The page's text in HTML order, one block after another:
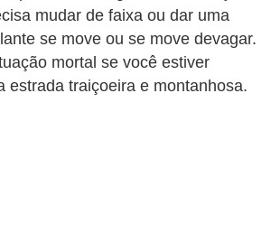
mudar de faixa ou dar uma
se move ou se move devagar.
mortal se você estiver
estrada traiçoeira e montanhosa.